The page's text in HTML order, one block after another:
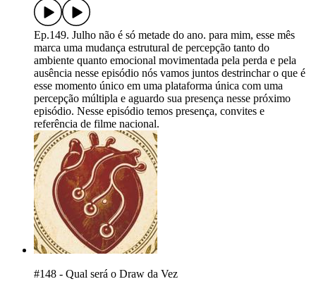
Ep.149. Julho não é só metade do ano. para mim, esse mês
marca uma mudança estrutural de percepção tanto do
ambiente quanto emocional movimentada pela perda e pela
ausência nesse episódio nós vamos juntos destrinchar o que é
esse momento único em uma plataforma única com uma
percepção múltipla e aguardo sua presença nesse próximo
episódio. Nesse episódio temos presença, convites e
referência de filme nacional.
#148 - Qual será o Draw da Vez